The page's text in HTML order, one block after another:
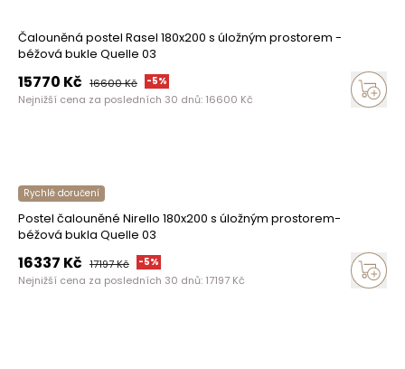
Čalouněná postel Rasel 180x200 s úložným prostorem -
béžová bukle Quelle 03
15770 Kč 16600Kč -5%
Nejnižší cena za posledních 30 dnů: 16600 Kč
Rychlé doručení
Postel čalouněné Nirello 180x200 s úložným prostorem-
béžová bukla Quelle 03
16337 Kč 17197Kč -5%
Nejnižší cena za posledních 30 dnů: 17197 Kč